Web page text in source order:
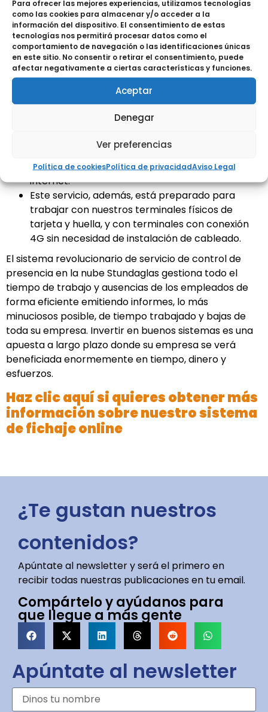
Para ofrecer las mejores experiencias, utilizamos tecnologías
como las cookies para almacenar y/o acceder a la
información del dispositivo. El consentimiento de estas
tecnologías nos permitirá procesar datos como el
comportamiento de navegación o las identificaciones únicas
en este sitio. No consentir o retirar el consentimiento, puede
afectar negativamente a ciertas características y funciones.
Aceptar
Denegar
Ver preferencias
Política de cookiesPolítica de privacidadAviso Legal
Este sistema incluye además:
Diseño responsivo el cual se adapta a cualquier
dispositivo automáticamente y no precisa la
instalación de ningún software.
Panel de control muy visual, intuitivo y fácil de
utilizar desde cualquier dispositivo y ubicación.
Sitio web de marcajes personalizado y de fácil
Los marcajes pueden realizarse desde cualquier
dispositivo electrónico (móvil, PC o tablet) solo
es necesario que el usuario tenga conexión a
internet.
Este servicio, además, está preparado para
trabajar con nuestros terminales físicos de
tarjeta y huella, y con terminales con conexión
4G sin necesidad de instalación de cableado.
El sistema revolucionario de servicio de control de
presencia en la nube Stundaglas gestiona todo el
tiempo de trabajo y ausencias de los empleados de
forma eficiente emitiendo informes, lo más
minuciosos posible, de tiempo trabajado y bajas de
toda su empresa. Invertir en buenos sistemas es una
apuesta a largo plazo donde su empresa se verá
beneficiada enormemente en tiempo, dinero y
esfuerzos.
Haz clic aquí si quieres obtener más
información sobre nuestro sistema
de fichaje online
¿Te gustan nuestros
contenidos?
Apúntate al newsletter y será el primero en
recibir todas nuestras publicaciones en tu email.
Compártelo y ayúdanos para
que llegue a más gente
Apúntate al newsletter